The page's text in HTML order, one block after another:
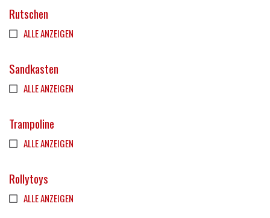
Rutschen
ALLE ANZEIGEN
Sandkasten
ALLE ANZEIGEN
Trampoline
ALLE ANZEIGEN
Rollytoys
ALLE ANZEIGEN